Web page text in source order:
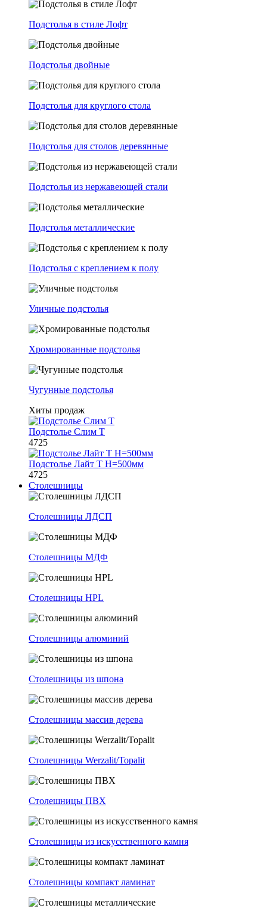
Подстолья в стиле Лофт
Подстолья двойные
Подстолья для круглого стола
Подстолья для столов деревянные
Подстолья из нержавеющей стали
Подстолья металлические
Подстолья с креплением к полу
Уличные подстолья
Хромированные подстолья
Чугунные подстолья
Хиты продаж
Подстолье Слим Т
4725
Подстолье Лайт Т H=500мм
4725
Столешницы
Столешницы ЛДСП
Столешницы МДФ
Столешницы HPL
Столешницы алюминий
Столешницы из шпона
Столешницы массив дерева
Столешницы Werzalit/Topalit
Столешницы ПВХ
Столешницы из искусственного камня
Столешницы компакт ламинат